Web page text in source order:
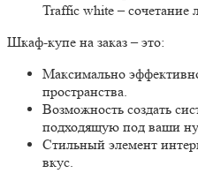
Traffic white – сочетание
Шкаф-купе на заказ – это:
Максимально
пространства.
Возможность создать
подходящую под ваши
Стильный элемент
вкус.